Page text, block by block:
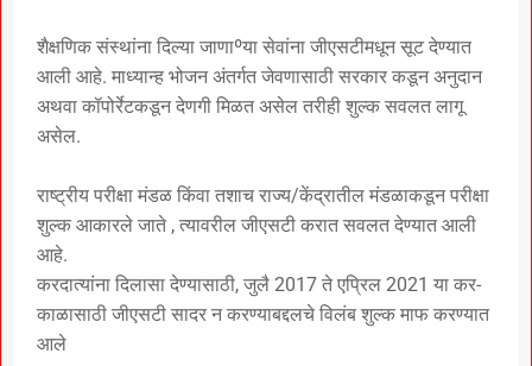
शैक्षणिक संस्थांना दिल्या जाणाºया सेवांना जीएसटीमधून सूट देण्यात
आली आहे. माध्यान्ह भोजन अंतर्गत जेवणासाठी सरकार कडून अनुदान
अथवा कॉपोर्रेटकडून देणगी मिळत असेल तरीही शुल्क सवलत लागू
असेल.
राष्ट्रीय परीक्षा मंडळ किंवा तशाच राज्य/केंद्रातील मंडळाकडून परीक्षा
शुल्क आकारले जाते , त्यावरील जीएसटी करात सवलत देण्यात आली
आहे.
करदात्यांना दिलासा देण्यासाठी, जुलै 2017 ते एप्रिल 2021 या कर-
काळासाठी जीएसटी सादर न करण्याबद्दलचे विलंब शुल्क माफ करण्यात
आले